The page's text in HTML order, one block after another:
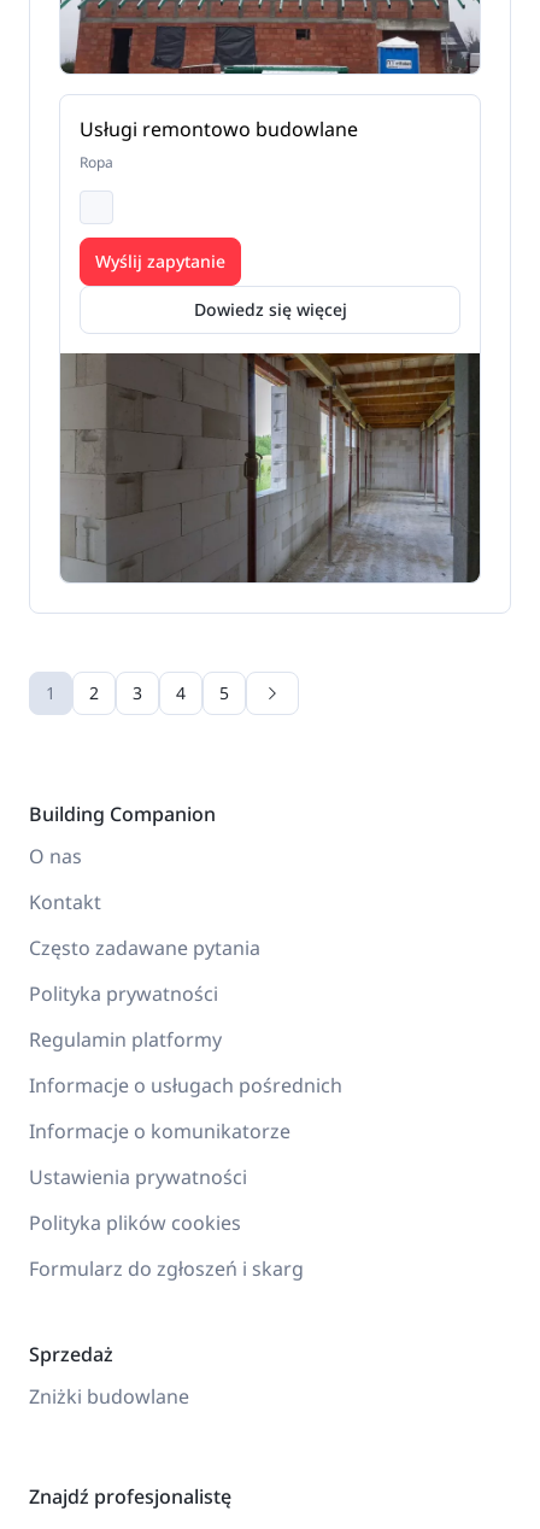
Usługi remontowo budowlane
Ropa
Dowiedz się więcej
Wyślij zapytanie
1 2 3 4 5
Building Companion
O nas
Kontakt
Często zadawane pytania
Polityka prywatności
Regulamin platformy
Informacje o usługach pośrednich
Informacje o komunikatorze
Ustawienia prywatności
Polityka plików cookies
Formularz do zgłoszeń i skarg
Sprzedaż
Zniżki budowlane
Znajdź profesjonalistę